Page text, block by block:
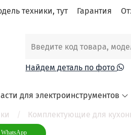
техники, тут Гарантия
Найдем деталь по фото
для электроинструментов
Комплектующие для
WhatsApp